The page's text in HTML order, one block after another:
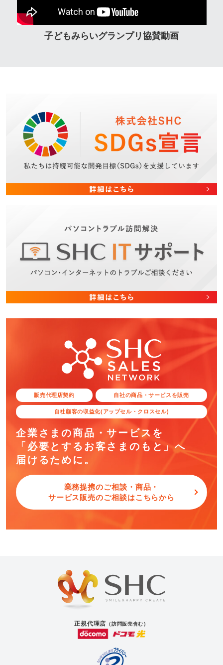
子どもみらいグランプリ協賛動画
販売代理店契約 自社の商品・サービスを販売
自社顧客の収益化(アップセル・クロスセル)
企業さまの商品・サービスを
「必要とするお客さまのもと」へ
届けるために。
業務提携のご相談・商品・
サービス販売のご相談はこちらから
正規代理店 （訪問販売含む）